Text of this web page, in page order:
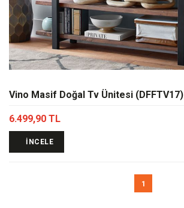
Vino Masif Doğal Tv Ünitesi (DFFTV17)
6.499,90 TL
İNCELE
1